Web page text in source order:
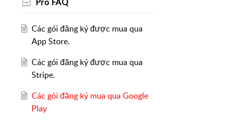
Các gói đăng ký được mua qua
App Store.
Các gói đăng ký được mua qua
Stripe.
Các gói đăng ký mua qua Google
Play